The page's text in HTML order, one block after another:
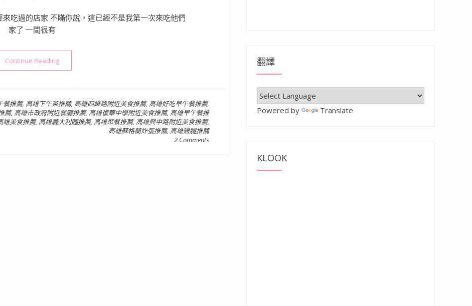
吃過的店家 不瞞你說，這已經不是我第一次來吃他們
家了 一間很有
Continue Reading“【美食】高雄．苓雅區| 瑞彼特早午餐 – 鄉村童話屋裡將台灣在地食材變身成美味料理的特色店”
餐推薦, 高雄下午茶推薦, 高雄四維路附近美食推薦, 高雄好吃早午餐推薦,
薦, 高雄市政府附近餐廳推薦, 高雄復華中學附近美食推薦, 高雄早午餐推
雄美食推薦, 高雄義大利麵推薦, 高雄聚餐推薦, 高雄興中路附近美食推薦,
高雄蘇格蘭炸蛋推薦, 高雄雞腿推薦
2 Comments
翻譯
Powered by Translate
KLOOK